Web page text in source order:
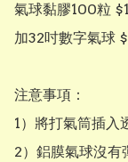
氣球黏膠100粒
加32吋數字氣球
注意事項：
1）將打氣筒插入
2）鋁膜氣球沒有